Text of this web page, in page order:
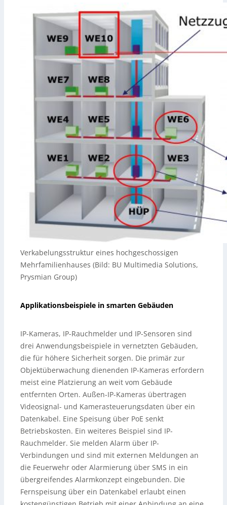
Verkabelungsstruktur eines hochgeschossigen
Mehrfamilienhauses (Bild: BU Multimedia Solutions,
Prysmian Group)
Applikationsbeispiele in smarten Gebäuden
IP-Kameras, IP-Rauchmelder und IP-Sensoren sind
drei Anwendungsbeispiele in vernetzten Gebäuden,
die für höhere Sicherheit sorgen. Die primär zur
Objektüberwachung dienenden IP-Kameras erfordern
meist eine Platzierung an weit vom Gebäude
entfernten Orten. Außen-IP-Kameras übertragen
Videosignal- und Kamerasteuerungsdaten über ein
Datenkabel. Eine Speisung über PoE senkt
Betriebskosten. Ein weiteres Beispiel sind IP-
Rauchmelder. Sie melden Alarm über IP-
Verbindungen und sind mit externen Meldungen an
die Feuerwehr oder Alarmierung über SMS in ein
übergreifendes Alarmkonzept eingebunden. Die
Fernspeisung über ein Datenkabel erlaubt einen